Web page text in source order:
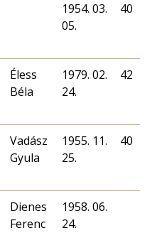
1954. 03.
05.
40
Éless
Béla
1979. 02.
24.
42
Vadász
Gyula
1955. 11.
25.
40
Dienes
Ferenc
1958. 06.
24.